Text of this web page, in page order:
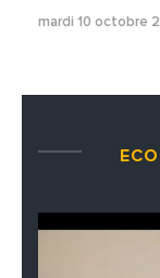
mardi 10 octobre